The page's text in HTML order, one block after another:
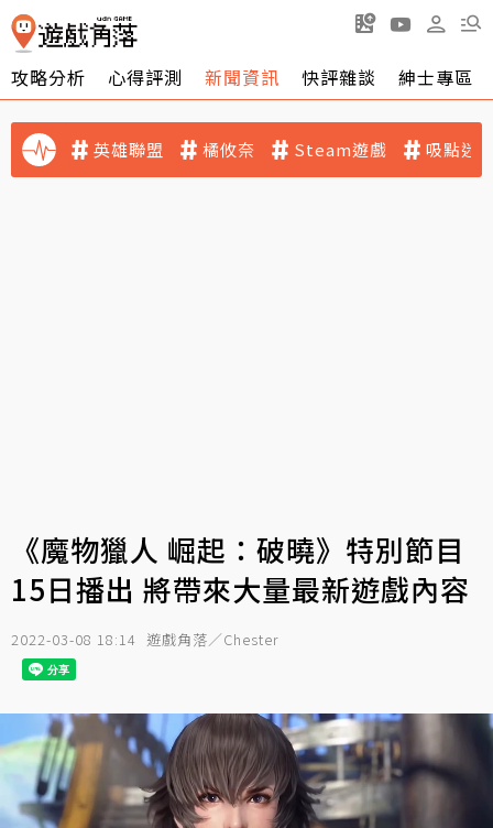
攻略分析 心得評測 新聞資訊 快評雜談 紳士專區
英雄聯盟 橘攸奈 Steam遊戲 吸點迷
《魔物獵人 崛起：破曉》特別節目
15日播出 將帶來大量最新遊戲內容
2022-03-08 18:14 遊戲角落／Chester